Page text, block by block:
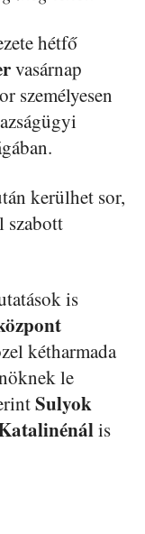
hétfő
vasárnap
személyesen
kerülhet sor,
szabott
is
kétharmada
le
Sulyok
is